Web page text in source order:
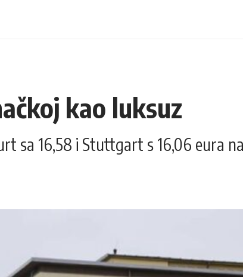
kao luksuz
sa 16,58 i Stuttgart s 16,06 eura